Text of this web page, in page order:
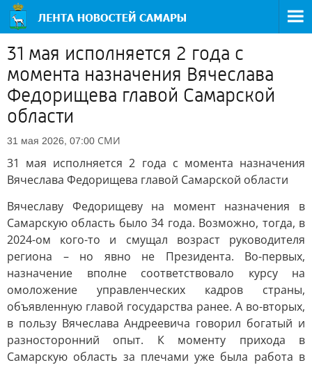
31 мая исполняется 2 года с
момента назначения Вячеслава
Федорищева главой Самарской
области
31 мая 2026, 07:00 СМИ
31 мая исполняется 2 года с момента назначения
Вячеслава Федорищева главой Самарской области
Вячеславу Федорищеву на момент назначения в
Самарскую область было 34 года. Возможно, тогда, в
2024-ом кого-то и смущал возраст руководителя
региона – но явно не Президента. Во-первых,
назначение вполне соответствовало курсу на
омоложение управленческих кадров страны,
объявленную главой государства ранее. А во-вторых,
в пользу Вячеслава Андреевича говорил богатый и
разносторонний опыт. К моменту прихода в
Самарскую область за плечами уже была работа в